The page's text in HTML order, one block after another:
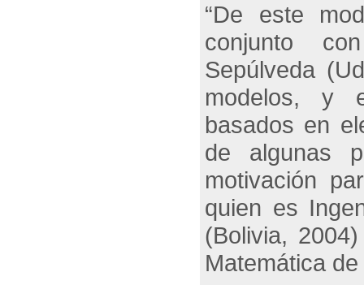
“De este
conjunto con
Sepúlveda
modelos, y
basados en
de algunas
motivación
quien es
(Bolivia,
Matemática